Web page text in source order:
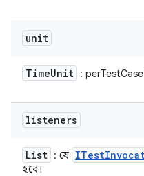
unit
TimeUnit :
listeners
List : যে ITest
হবে।